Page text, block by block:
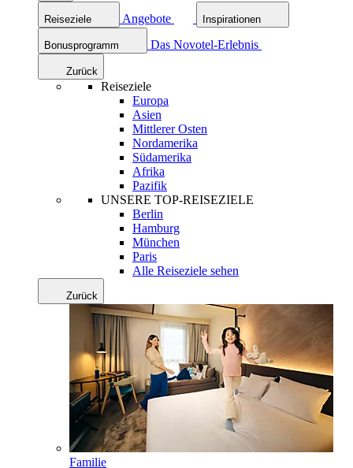
Reiseziele Angebote Inspirationen
Bonusprogramm Das Novotel-Erlebnis
Zurück
Reiseziele
Europa
Asien
Mittlerer Osten
Nordamerika
Südamerika
Afrika
Pazifik
UNSERE TOP-REISEZIELE
Berlin
Hamburg
München
Paris
Alle Reiseziele sehen
Zurück
Familie